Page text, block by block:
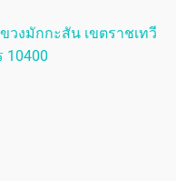
วงมักกะสัน เขตราชเทวี
10400